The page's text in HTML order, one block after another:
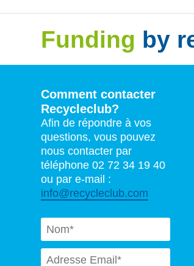
Funding by
Comment contacter
Recycleclub?
Afin de répondre à vos
questions, vous pouvez
nous contacter par
téléphone 02 72 34 19 40
ou par e-mail :
info@recycleclub.com
Naam *
Email *